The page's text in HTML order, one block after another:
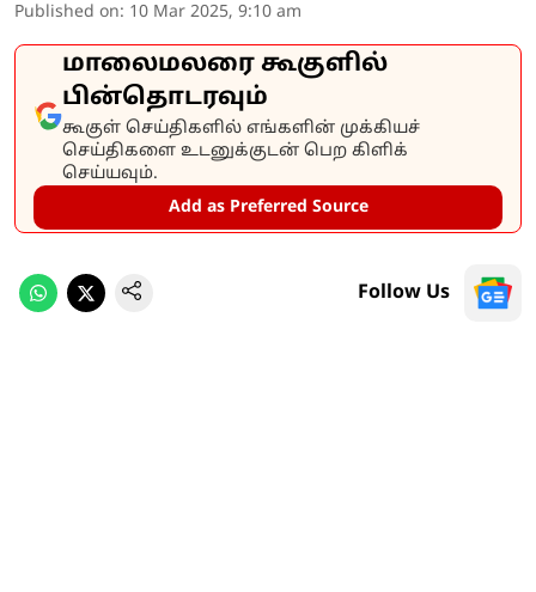
Published on: 10 Mar 2025, 9:10 am
மாலைமலரை கூகுளில்
பின்தொடரவும்
கூகுள் செய்திகளில் எங்களின் முக்கியச்
செய்திகளை உடனுக்குடன் பெற கிளிக்
செய்யவும்.
Add as Preferred Source
Follow Us